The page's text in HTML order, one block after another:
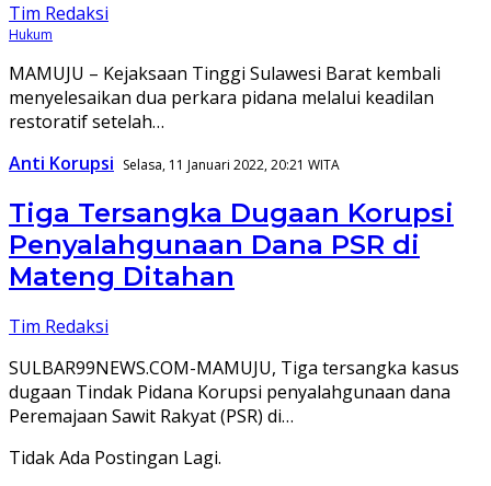
Tim Redaksi
Hukum
MAMUJU – Kejaksaan Tinggi Sulawesi Barat kembali
menyelesaikan dua perkara pidana melalui keadilan
restoratif setelah…
Anti Korupsi Selasa, 11 Januari 2022, 20:21 WITA
Tiga Tersangka Dugaan Korupsi
Penyalahgunaan Dana PSR di
Mateng Ditahan
Tim Redaksi
SULBAR99NEWS.COM-MAMUJU, Tiga tersangka kasus
dugaan Tindak Pidana Korupsi penyalahgunaan dana
Peremajaan Sawit Rakyat (PSR) di…
Tidak Ada Postingan Lagi.